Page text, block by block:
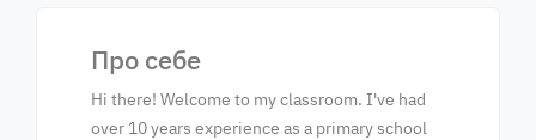
Про себе
Hi there! Welcome to my classroom. I've had
over 10 years experience as a primary school